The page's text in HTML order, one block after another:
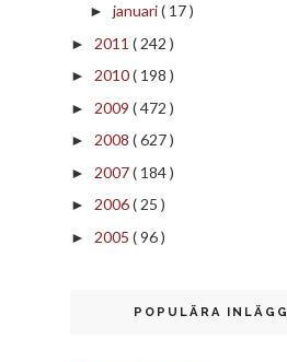
► januari( 17 )
► 2011 ( 242 )
► 2010( 198 )
► 2009 ( 472 )
► 2008 ( 627 )
► 2007( 184 )
► 2006( 25 )
► 2005 ( 96 )
POPULÄRA INLÄGG